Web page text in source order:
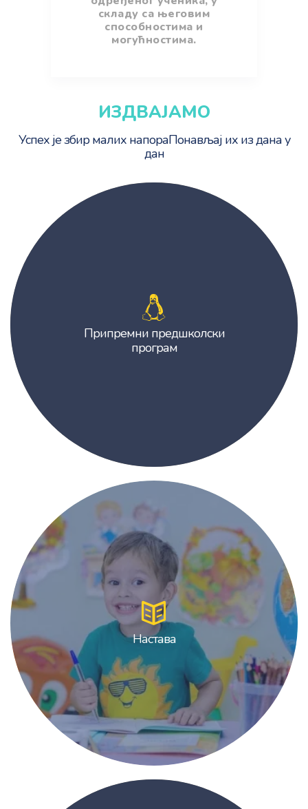
складу са његовим
способностима и
могућностима.
ИЗДВАЈАМО
Успех је збир малих напораПонављај их из дана у
дан
Припремни предшколски
програм
Припремни предшколски програм
Настава
Настава